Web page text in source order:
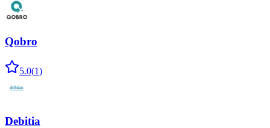
Qobro
5.0(1)
Debitia